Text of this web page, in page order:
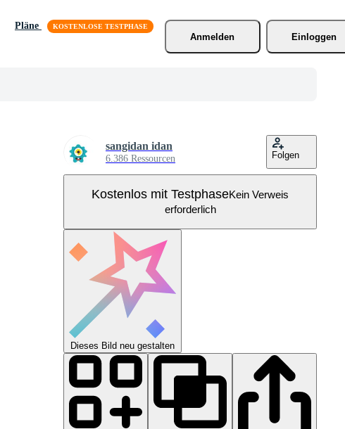
Pläne
Anmelden
Einloggen
sangidan idan
6.386 Ressourcen Folgen
Kostenlos mit TestphaseKein Verweis
erforderlich
Dieses Bild neu gestalten